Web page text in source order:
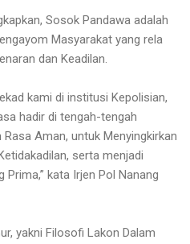
Sosok Pandawa adalah
Masyarakat yang rela
dan Keadilan.
kami di institusi Kepolisian,
hadir di tengah-tengah
Aman, untuk Menyingkirkan
serta menjadi
Prima,” kata Irjen Pol Nanang
yakni Filosofi Lakon Dalam